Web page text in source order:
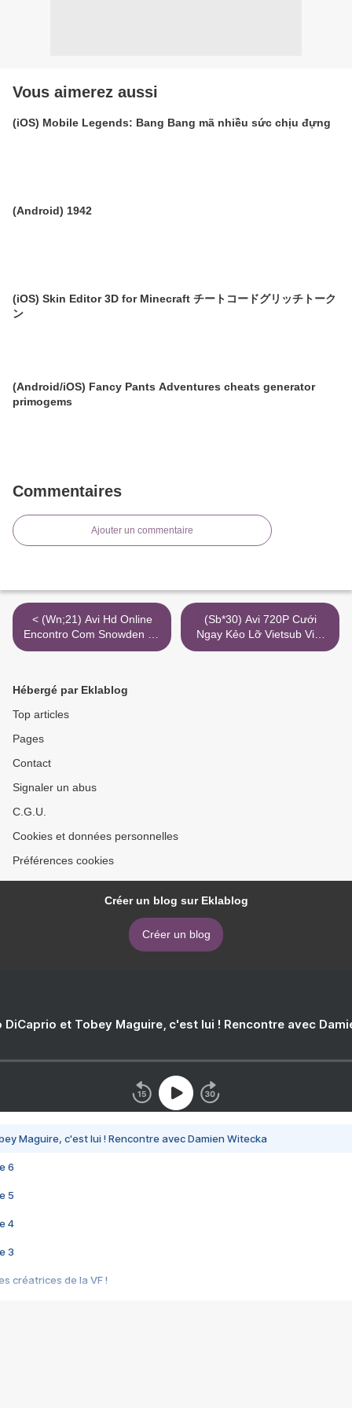
Vous aimerez aussi
(iOS) Mobile Legends: Bang Bang mã nhiều sức chịu đựng
(Android) 1942
(iOS) Skin Editor 3D for Minecraft チートコードグリッチトーク
ン
(Android/iOS) Fancy Pants Adventures cheats generator
primogems
Commentaires
Ajouter un commentaire
< (Wn;21) Avi Hd Online
Encontro Com Snowden 4K
Torrent
(Sb*30) Avi 720P Cưới
Ngay Kẻo Lỡ Vietsub Việt
Nam >
Hébergé par Eklablog
Top articles
Pages
Contact
Signaler un abus
C.G.U.
Cookies et données personnelles
Préférences cookies
Créer un blog sur Eklablog
Créer un blog
DiCaprio et Tobey Maguire, c'est lui ! Rencontre avec
Maguire, c'est lui ! Rencontre avec Damien Witecka
6
5
4
3
créatrices de la VF !